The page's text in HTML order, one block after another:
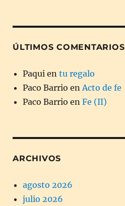
ÚLTIMOS COMENTARIOS
Paqui en tu regalo
Paco Barrio en Acto de fe
Paco Barrio en Fe (II)
ARCHIVOS
agosto 2026
julio 2026